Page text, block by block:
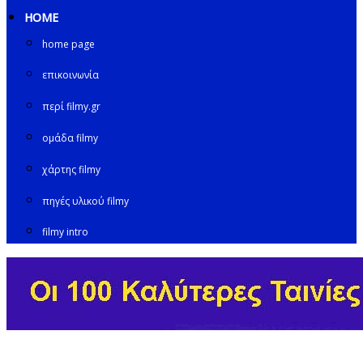
HOME
home page
επικοινωνία
περί filmy.gr
ομάδα filmy
χάρτης filmy
πηγές υλικού filmy
filmy intro